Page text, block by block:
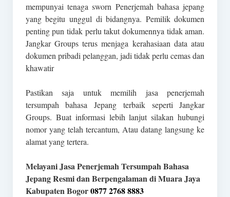
mempunyai tenaga sworn Penerjemah bahasa jepang
yang begitu unggul di bidangnya. Pemilik dokumen
penting pun tidak perlu takut dokumennya tidak aman.
Jangkar Groups terus menjaga kerahasiaan data atau
dokumen pribadi pelanggan, jadi tidak perlu cemas dan
khawatir
Pastikan saja untuk memilih jasa penerjemah
tersumpah bahasa Jepang terbaik seperti Jangkar
Groups. Buat informasi lebih lanjut silakan hubungi
nomor yang telah tercantum, Atau datang langsung ke
alamat yang tertera.
Melayani Jasa Penerjemah Tersumpah Bahasa
Jepang Resmi dan Berpengalaman di Muara Jaya
Kabupaten Bogor0877 2768 8883